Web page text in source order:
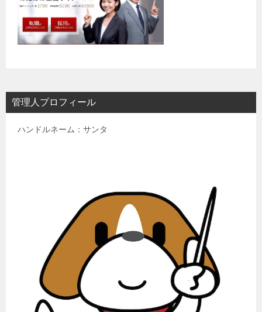
管理人プロフィール
ハンドルネーム：サンタ